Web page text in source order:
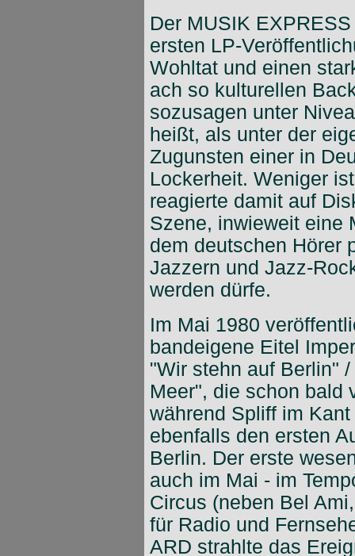
Der MUSIK
ersten LP-
Wohltat und einen
ach so kulturellen
sozusagen unter
heißt, als unter der
Zugunsten einer in
Lockerheit. Weniger
reagierte damit auf
Szene, inwieweit eine
dem deutschen Hörer
Jazzern und Jazz-
werden dürfe.
Im Mai 1980
bandeigene Eitel
"Wir stehn auf Berlin"
Meer", die schon bald
während Spliff im
ebenfalls den ersten
Berlin. Der erste
auch im Mai - im
Circus (neben Bel
für Radio und
ARD strahlte das